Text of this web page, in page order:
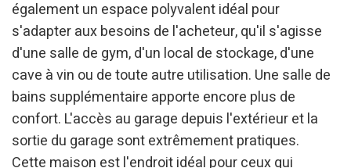
également un espace polyvalent idéal pour
s'adapter aux besoins de l'acheteur, qu'il s'agisse
d'une salle de gym, d'un local de stockage, d'une
cave à vin ou de toute autre utilisation. Une salle de
bains supplémentaire apporte encore plus de
confort. L'accès au garage depuis l'extérieur et la
sortie du garage sont extrêmement pratiques.
Cette maison est l'endroit idéal pour ceux qui
utilisateurs de ce site. Les informations collectées via ce
type de cookies sont utilisées pour mesurer l'activité du
Web pour l'élaboration des profils de navigation des
utilisateurs afin d'introduire des améliorations basées sur
l'analyse des données d'utilisation effectuée par les
utilisateurs du service. . Ils nous permettent de
sauvegarder les informations de préférence de l'utilisateur
pour améliorer la qualité de nos services et offrir une
meilleure expérience grâce aux produits recommandés.
Marketing et Publicité